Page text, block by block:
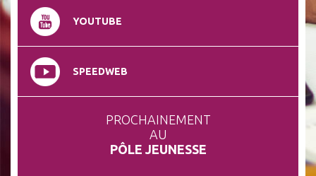
YOUTUBE
SPEEDWEB
PROCHAINEMENT
AU
PÔLE JEUNESSE